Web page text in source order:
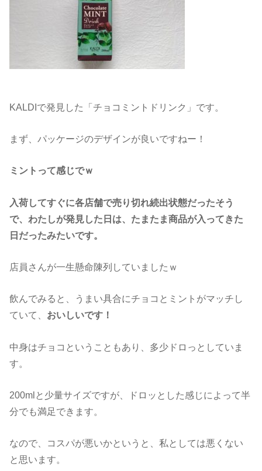
KALDIで発見した「チョコミントドリンク」です。
まず、パッケージのデザインが良いですねー！
ミントって感じでｗ
入荷してすぐに各店舗で売り切れ続出状態だったそう
で、わたしが発見した日は、たまたま商品が入ってきた
日だったみたいです。
店員さんが一生懸命陳列していましたｗ
飲んでみると、うまい具合にチョコとミントがマッチし
ていて、 おいしいです！
中身はチョコということもあり、多少ドロっとしていま
す。
200mlと少量サイズですが、ドロッとした感じによって半
分でも満足できます。
なので、コスパが悪いかというと、私としては悪くない
と思います。